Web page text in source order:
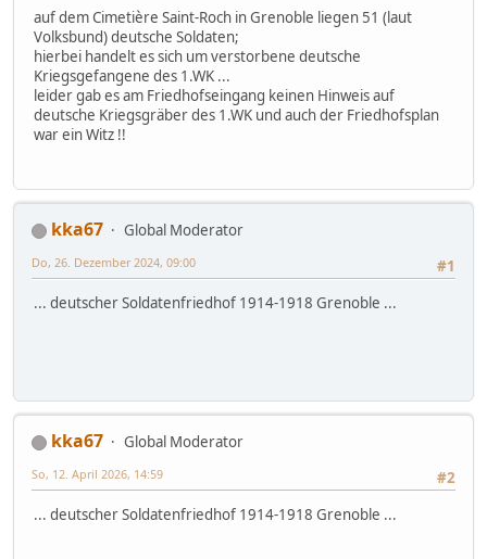
auf dem Cimetière Saint-Roch in Grenoble liegen 51 (laut
Volksbund) deutsche Soldaten;
hierbei handelt es sich um verstorbene deutsche
Kriegsgefangene des 1.WK ...
leider gab es am Friedhofseingang keinen Hinweis auf
deutsche Kriegsgräber des 1.WK und auch der Friedhofsplan
war ein Witz !!
kka67
Global Moderator
#1
Do, 26. Dezember 2024, 09:00
... deutscher Soldatenfriedhof 1914-1918 Grenoble ...
kka67
Global Moderator
#2
So, 12. April 2026, 14:59
... deutscher Soldatenfriedhof 1914-1918 Grenoble ...